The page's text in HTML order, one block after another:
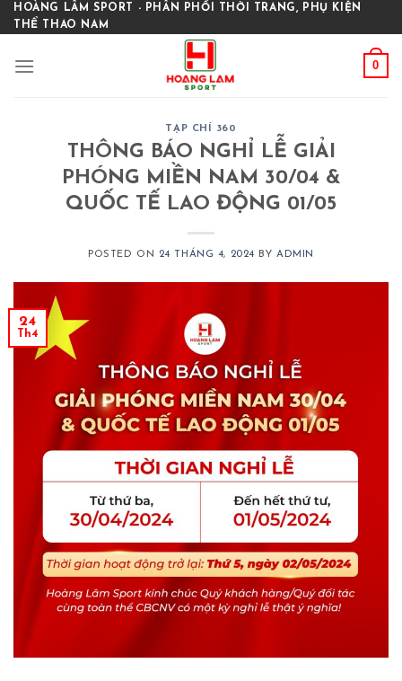
Skip
to
HOÀNG LÂM SPORT - PHÂN PHỐI THỜI TRANG, PHỤ KIỆN
THỂ THAO NAM
0
TẠP CHÍ 360
THÔNG BÁO NGHỈ LỄ GIẢI
PHÓNG MIỀN NAM 30/04 &
QUỐC TẾ LAO ĐỘNG 01/05
POSTED ON 24 THÁNG 4, 2024 BY ADMIN
24
Th4